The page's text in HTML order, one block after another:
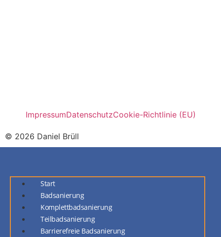
© 2026 Daniel Brüll
ImpressumDatenschutzCookie-Richtlinie (EU)
Start
Badsanierung
Komplettbadsanierung
Teilbadsanierung
Barrierefreie Badsanierung